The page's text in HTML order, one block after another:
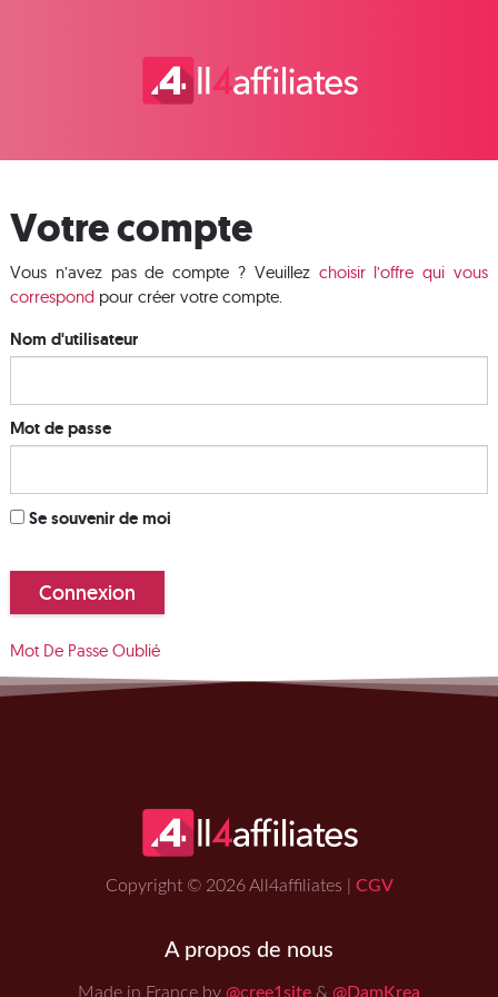
Votre compte
Vous n’avez pas de compte ? Veuillez choisir l’offre qui vous
correspondpour créer votre compte.
Nom d'utilisateur
Mot de passe
Se souvenir de moi
Mot De Passe Oublié
Copyright © 2026 All4affiliates | CGV
A propos de nous
Made in France by @cree1site & @DamKrea